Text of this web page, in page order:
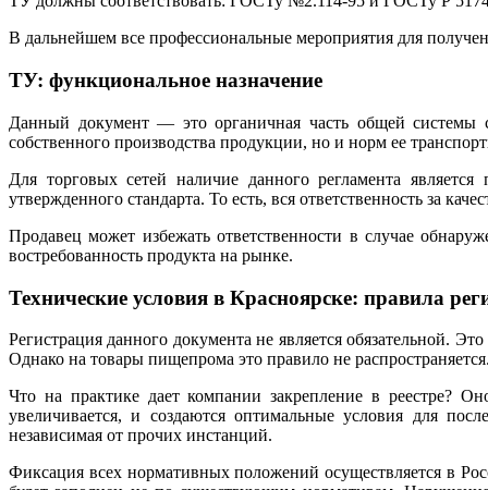
В дальнейшем все профессиональные мероприятия для
ТУ: функциональное назначение
Данный документ — это органичная часть общей системы
собственного производства продукции, но и норм ее
Для торговых сетей наличие данного регламента
утвержденного стандарта. То есть, вся ответственность за
Продавец может избежать ответственности в случае
востребованность продукта на рынке.
Технические условия в Красноярске: правила
Регистрация данного документа не является обязательной.
Однако на товары пищепрома это правило не
Что на практике дает компании закрепление в реестре?
увеличивается, и создаются оптимальные условия для
независимая от прочих инстанций.
Фиксация всех нормативных положений осуществляется в